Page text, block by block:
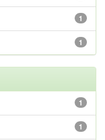
1
1
1
1